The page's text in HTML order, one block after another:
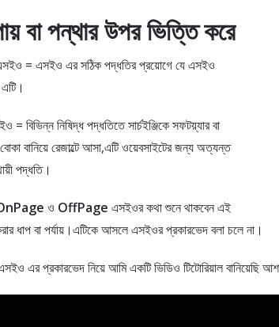
বা পন্থার উপর ভিত্তি করে
= এসইও এর সঠিক পদ্ধতির প্রয়োগে যে এসইও
= বিভিন্ন নিষিদ্ধ পদ্ধতিতে সার্চইঞ্জিকে সফটয়্যার বা
বানিয়ে রেজাল্টে আসা,এটি ওয়েবসাইটের জন্য অত্যন্ত
পদ্ধতি।
ও OffPage এসইওর কথা শুনে থাকবেন এই
ধাপ বা পর্যায়।এটিকে আসলে এসইওর প্রকারভেদ বলা চলে না।
এর প্রকারভেদ নিয়ে আমি একটি ভিডিও টিটোরিয়াল বানিয়েছি